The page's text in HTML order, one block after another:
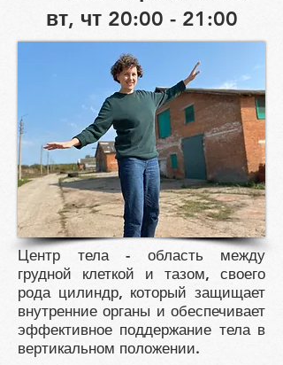
вт, чт 20:00 - 21:00
Центр тела - область между
грудной клеткой и тазом, своего
рода цилиндр, который защищает
внутренние органы и обеспечивает
эффективное поддержание тела в
вертикальном положении.